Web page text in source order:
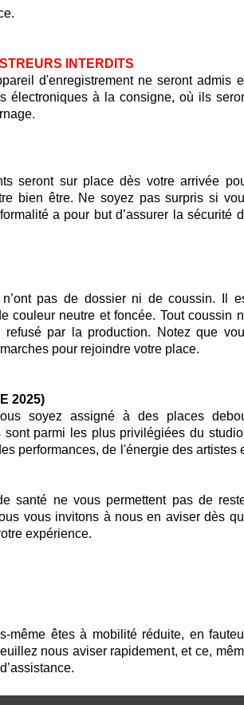
INTERDITS
d'enregistrement ne seront admis
électroniques à la consigne, où ils
seront sur place dès votre arrivée
bien être. Ne soyez pas surpris si
a pour but d’assurer la sécurité
pas de dossier ni de coussin. Il
couleur neutre et foncée. Tout coussin
par la production. Notez que v
pour rejoindre votre place.
2025)
soyez assigné à des places
parmi les plus privilégiées du
performances, de l'énergie des artistes
santé ne vous permettent pas de
vous invitons à nous en aviser dès
expérience.
même êtes à mobilité réduite, en
nous aviser rapidement, et ce,